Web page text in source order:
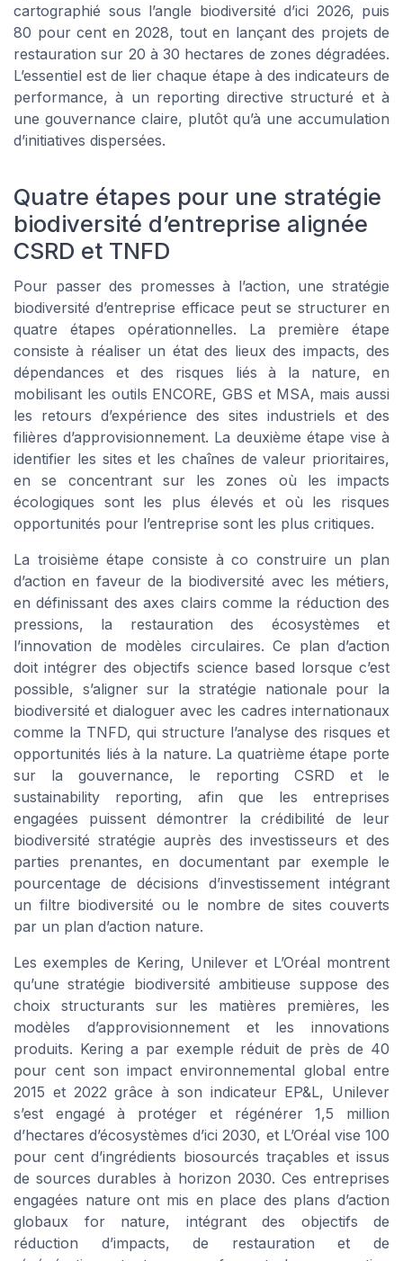
cartographié sous l’angle biodiversité d’ici 2026, puis
80 pour cent en 2028, tout en lançant des projets de
restauration sur 20 à 30 hectares de zones dégradées.
L’essentiel est de lier chaque étape à des indicateurs de
performance, à un reporting directive structuré et à
une gouvernance claire, plutôt qu’à une accumulation
d’initiatives dispersées.
Quatre étapes pour une stratégie
biodiversité d’entreprise alignée
CSRD et TNFD
Pour passer des promesses à l’action, une stratégie
biodiversité d’entreprise efficace peut se structurer en
quatre étapes opérationnelles. La première étape
consiste à réaliser un état des lieux des impacts, des
dépendances et des risques liés à la nature, en
mobilisant les outils ENCORE, GBS et MSA, mais aussi
les retours d’expérience des sites industriels et des
filières d’approvisionnement. La deuxième étape vise à
identifier les sites et les chaînes de valeur prioritaires,
en se concentrant sur les zones où les impacts
écologiques sont les plus élevés et où les risques
opportunités pour l’entreprise sont les plus critiques.
La troisième étape consiste à co construire un plan
d’action en faveur de la biodiversité avec les métiers,
en définissant des axes clairs comme la réduction des
pressions, la restauration des écosystèmes et
l’innovation de modèles circulaires. Ce plan d’action
doit intégrer des objectifs science based lorsque c’est
possible, s’aligner sur la stratégie nationale pour la
biodiversité et dialoguer avec les cadres internationaux
comme la TNFD, qui structure l’analyse des risques et
opportunités liés à la nature. La quatrième étape porte
sur la gouvernance, le reporting CSRD et le
sustainability reporting, afin que les entreprises
engagées puissent démontrer la crédibilité de leur
biodiversité stratégie auprès des investisseurs et des
parties prenantes, en documentant par exemple le
pourcentage de décisions d’investissement intégrant
un filtre biodiversité ou le nombre de sites couverts
par un plan d’action nature.
Les exemples de Kering, Unilever et L’Oréal montrent
qu’une stratégie biodiversité ambitieuse suppose des
choix structurants sur les matières premières, les
modèles d’approvisionnement et les innovations
produits. Kering a par exemple réduit de près de 40
pour cent son impact environnemental global entre
2015 et 2022 grâce à son indicateur EP&L, Unilever
s’est engagé à protéger et régénérer 1,5 million
d’hectares d’écosystèmes d’ici 2030, et L’Oréal vise 100
pour cent d’ingrédients biosourcés traçables et issus
de sources durables à horizon 2030. Ces entreprises
engagées nature ont mis en place des plans d’action
globaux for nature, intégrant des objectifs de
réduction d’impacts, de restauration et de